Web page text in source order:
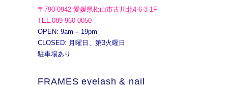
〒790-0942 愛媛県松山市古川北4-6-3 1F
TEL.089-960-0050
OPEN: 9am – 19pm
CLOSED: 月曜日、第3火曜日
駐車場あり
FRAMES eyelash & nail